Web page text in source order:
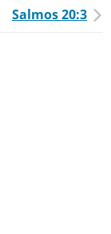
Salmos 20:3